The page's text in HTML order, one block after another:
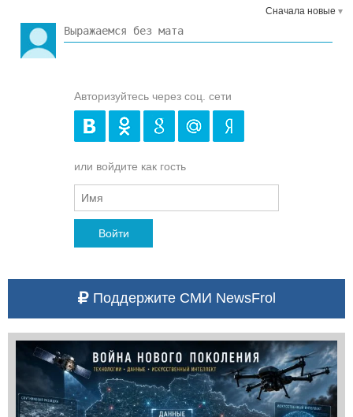
Сначала новые
Авторизуйтесь через соц. сети
или войдите как гость
Войти
Поддержите СМИ NewsFrol